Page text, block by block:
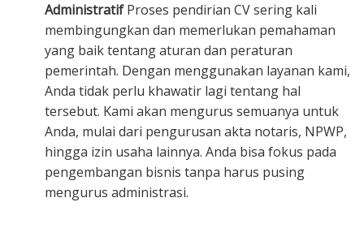
AdministratifProses pendirian CV sering kali
membingungkan dan memerlukan pemahaman
yang baik tentang aturan dan peraturan
pemerintah. Dengan menggunakan layanan kami,
Anda tidak perlu khawatir lagi tentang hal
tersebut. Kami akan mengurus semuanya untuk
Anda, mulai dari pengurusan akta notaris, NPWP,
hingga izin usaha lainnya. Anda bisa fokus pada
pengembangan bisnis tanpa harus pusing
mengurus administrasi.